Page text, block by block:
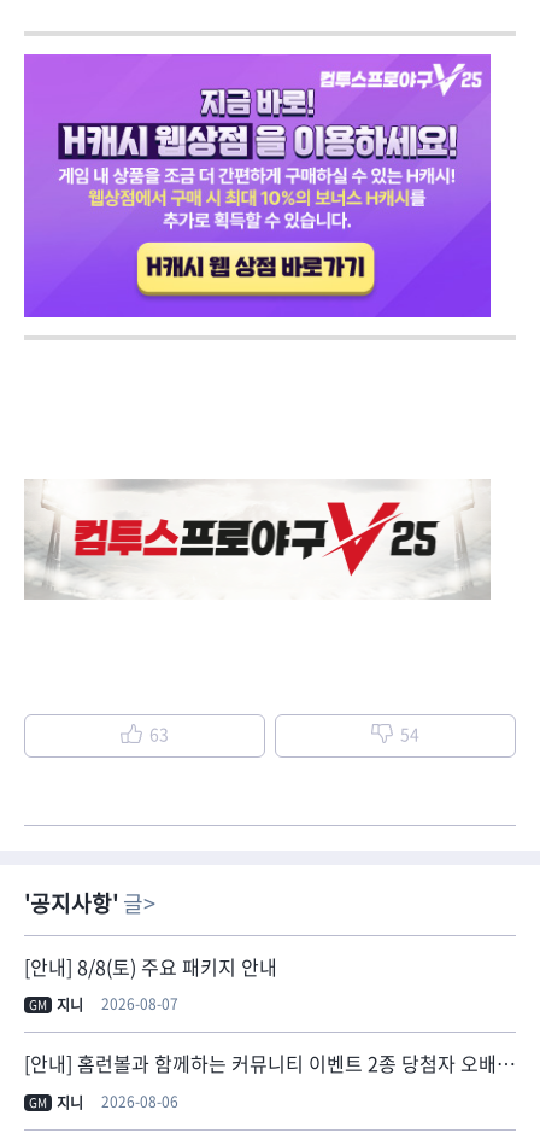
63 54
공지사항 글
[안내] 8/8(토) 주요 패키지 안내
GM 지니 2026-08-07
[안내] 홈런볼과 함께하는 커뮤니티 이벤트 2종 당첨자 오배송 안내
GM 지니 2026-08-06